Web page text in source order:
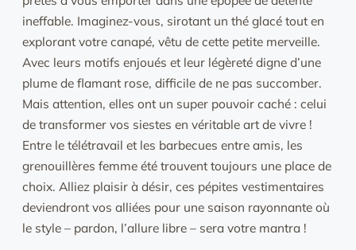
ineffable. Imaginez-vous, sirotant un thé glacé tout en
explorant votre canapé, vêtu de cette petite merveille.
Avec leurs motifs enjoués et leur légèreté digne d’une
plume de flamant rose, difficile de ne pas succomber.
Mais attention, elles ont un super pouvoir caché : celui
de transformer vos siestes en véritable art de vivre !
Entre le télétravail et les barbecues entre amis, les
grenouillères femme été trouvent toujours une place de
choix. Alliez plaisir à désir, ces pépites vestimentaires
deviendront vos alliées pour une saison rayonnante où
le style – pardon, l’allure libre – sera votre mantra !